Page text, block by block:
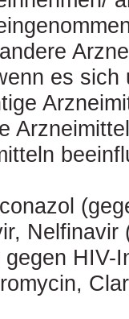
es sich
Nelfinavir
HIV-